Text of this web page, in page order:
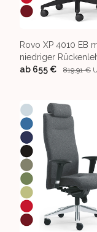
Rovo XP 4010 EB
niedriger
ab 655 € 819,91 €